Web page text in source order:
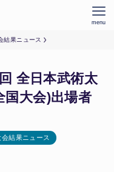
menu
結果ニュース
全日本武術太
国大会)出場者
会結果ニュース